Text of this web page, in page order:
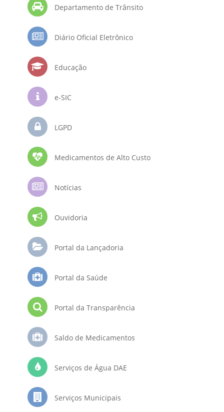
Departamento de Trânsito
Diário Oficial Eletrônico
Educação
e-SIC
LGPD
Medicamentos de Alto Custo
Notícias
Ouvidoria
Portal da Lançadoria
Portal da Saúde
Portal da Transparência
Saldo de Medicamentos
Serviços de Água DAE
Serviços Municipais